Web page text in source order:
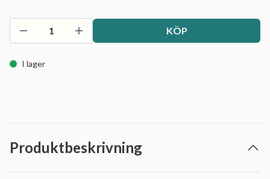
KÖP
I lager
Produktbeskrivning